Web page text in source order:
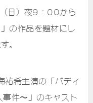
日）夜9：00から
の作品を題材にし
。
祐希主演の「パディ
件〜」のキャスト